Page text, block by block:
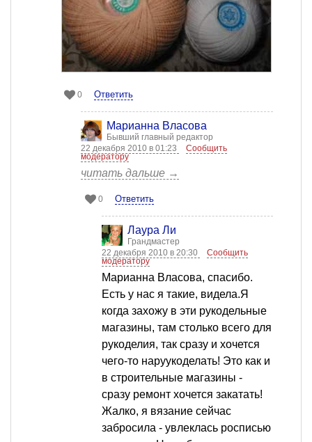
0 Ответить
Марианна Власова
Бывший главный редактор
22 декабря 2010 в 01:23
Сообщить
модератору
читать дальше →
0 Ответить
Лаура Ли
Грандмастер
22 декабря 2010 в 20:30
Сообщить
модератору
Марианна Власова, спасибо.
Есть у нас я такие, видела.Я
когда захожу в эти рукодельные
магазины, там столько всего для
рукоделия, так сразу и хочется
чего-то наруукоделать! Это как и
в строительные магазины -
сразу ремонт хочется закатать!
Жалко, я вязание сейчас
забросила - увлеклась росписью